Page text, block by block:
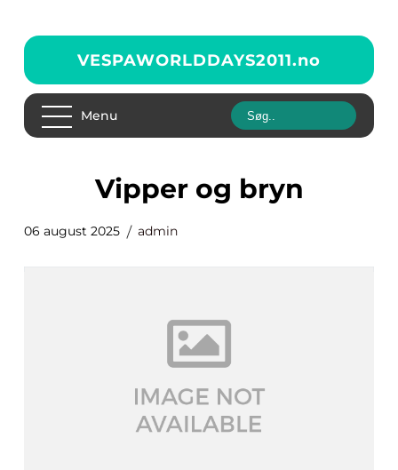
VESPAWORLDDAYS2011.no
Menu
vipper og bryn
06 august 2025 admin